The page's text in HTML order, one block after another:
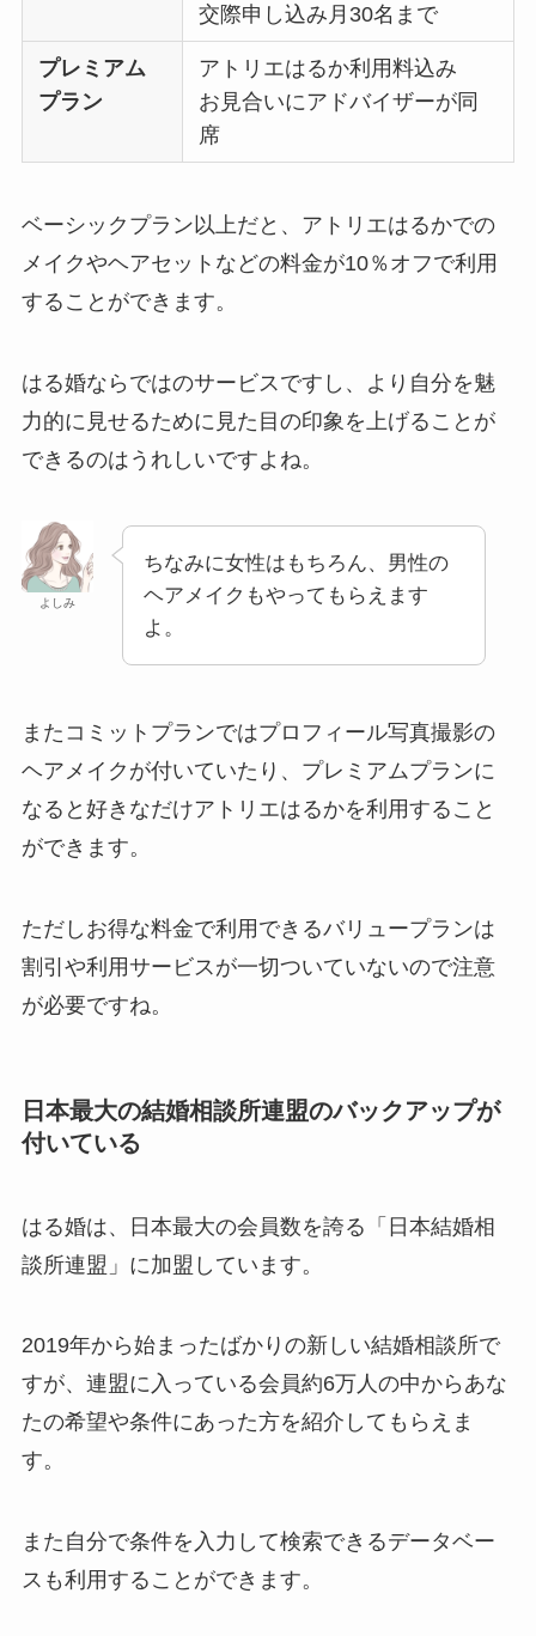
交際申し込み月30名まで
プレミアム
プラン
アトリエはるか利用料込み
お見合いにアドバイザーが同
席
ベーシックプラン以上だと、アトリエはるかでの
メイクやヘアセットなどの料金が10％オフで利用
することができます。
はる婚ならではのサービスですし、より自分を魅
力的に見せるために見た目の印象を上げることが
できるのはうれしいですよね。
よしみ
ちなみに女性はもちろん、男性の
ヘアメイクもやってもらえます
よ。
またコミットプランではプロフィール写真撮影の
ヘアメイクが付いていたり、プレミアムプランに
なると好きなだけアトリエはるかを利用すること
ができます。
ただしお得な料金で利用できるバリュープランは
割引や利用サービスが一切ついていないので注意
が必要ですね。
日本最大の結婚相談所連盟のバックアップが
付いている
はる婚は、日本最大の会員数を誇る「日本結婚相
談所連盟」に加盟しています。
2019年から始まったばかりの新しい結婚相談所で
すが、連盟に入っている会員約6万人の中からあな
たの希望や条件にあった方を紹介してもらえま
す。
また自分で条件を入力して検索できるデータベー
スも利用することができます。